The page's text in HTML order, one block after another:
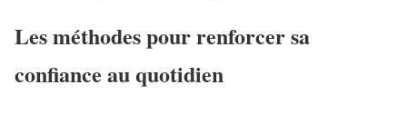
Les méthodes pour renforcer sa
confiance au quotidien